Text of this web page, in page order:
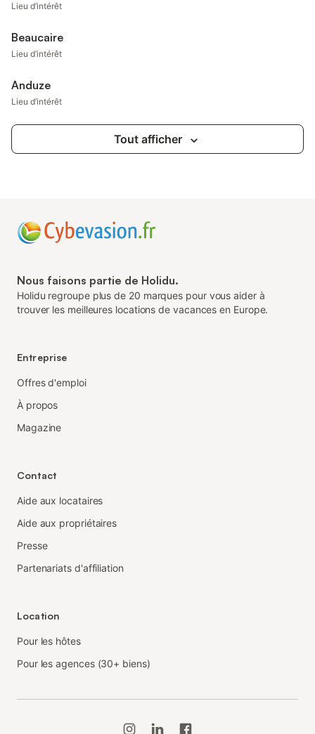
Lieu d’intérêt
Beaucaire
Lieu d’intérêt
Anduze
Lieu d’intérêt
Tout afficher
Nous faisons partie de Holidu.
Holidu regroupe plus de 20 marques pour vous aider à
trouver les meilleures locations de vacances en Europe.
Entreprise
Offres d'emploi
À propos
Magazine
Contact
Aide aux locataires
Aide aux propriétaires
Presse
Partenariats d'affiliation
Location
Pour les hôtes
Pour les agences (30+ biens)